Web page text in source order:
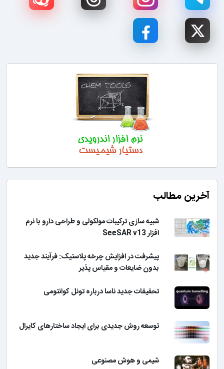
آخرین مطالب
شبیه سازی ترکیبات مولکولی و طراحی دارو با نرم
افزار SeeSAR v13
پیشرفت در افزایش چرخه پلاستیک: فرآیند جدید
بدون ضایعات و مقیاس پذیر
تحقیقات جدید ناسا درباره تونل کوانتومی
توسعه روش جدیدی برای ایجاد ساختارهای کایرال
شیمی و هوش مصنوعی